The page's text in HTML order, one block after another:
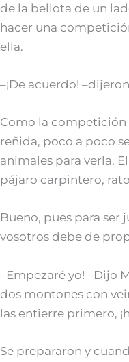
de la bellota de un
hacer una
ella.
–¡De acuerdo!
Como la competición
reñida, poco a poco
animales para verla.
pájaro carpintero,
Bueno, pues para ser
vosotros debe de
–Empezaré yo! –Dijo
dos montones con
las entierre primero,
Se prepararon y